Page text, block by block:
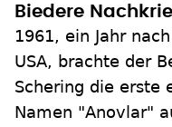
Biedere
1961, ein Jahr
USA, brachte der
Schering die erste
Namen "Anovlar"